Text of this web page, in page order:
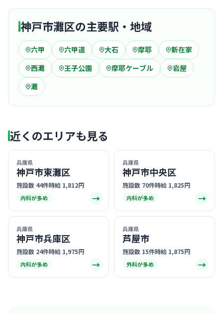
神戸市灘区の主要駅・地域
六甲 六甲道 大石 摩耶
新在家
西灘
王子公園 摩耶ケーブル
岩屋
灘
近くのエリアも見る
兵庫県
神戸市東灘区
施設数 44件時給 1,812円
内科が多め →
兵庫県
神戸市中央区
施設数 70件時給 1,825円
内科が多め →
兵庫県
神戸市兵庫区
施設数 24件時給 1,975円
内科が多め →
兵庫県
芦屋市
施設数 15件時給 1,875円
外科が多め →